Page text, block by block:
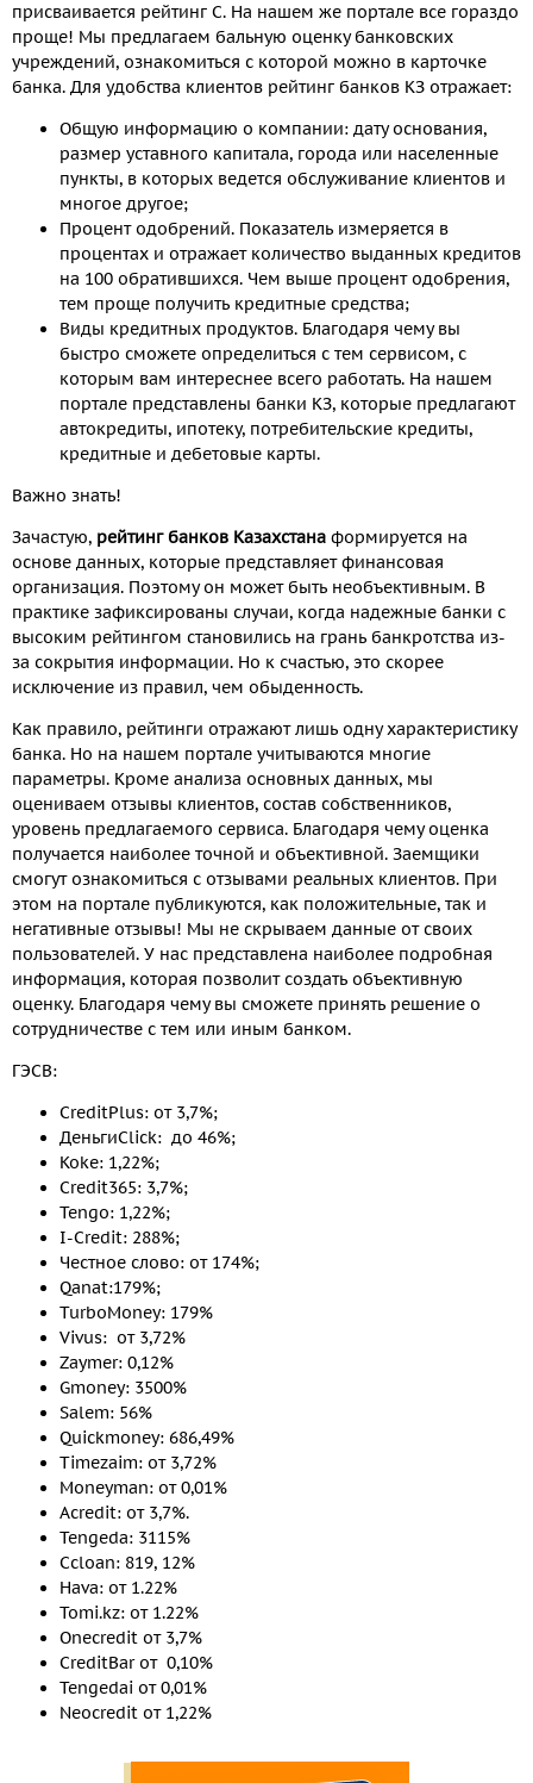
присваивается рейтинг С. На нашем же портале все гораздо
проще! Мы предлагаем бальную оценку банковских
учреждений, ознакомиться с которой можно в карточке
банка. Для удобства клиентов рейтинг банков КЗ отражает:
Общую информацию о компании: дату основания,
размер уставного капитала, города или населенные
пункты, в которых ведется обслуживание клиентов и
многое другое;
Процент одобрений. Показатель измеряется в
процентах и отражает количество выданных кредитов
на 100 обратившихся. Чем выше процент одобрения,
тем проще получить кредитные средства;
Виды кредитных продуктов. Благодаря чему вы
быстро сможете определиться с тем сервисом, с
которым вам интереснее всего работать. На нашем
портале представлены банки КЗ, которые предлагают
автокредиты, ипотеку, потребительские кредиты,
кредитные и дебетовые карты.
Важно знать!
Зачастую, рейтинг банков Казахстана формируется на
основе данных, которые представляет финансовая
организация. Поэтому он может быть необъективным. В
практике зафиксированы случаи, когда надежные банки с
высоким рейтингом становились на грань банкротства из-
за сокрытия информации. Но к счастью, это скорее
исключение из правил, чем обыденность.
Как правило, рейтинги отражают лишь одну характеристику
банка. Но на нашем портале учитываются многие
параметры. Кроме анализа основных данных, мы
оцениваем отзывы клиентов, состав собственников,
уровень предлагаемого сервиса. Благодаря чему оценка
получается наиболее точной и объективной. Заемщики
смогут ознакомиться с отзывами реальных клиентов. При
этом на портале публикуются, как положительные, так и
негативные отзывы! Мы не скрываем данные от своих
пользователей. У нас представлена наиболее подробная
информация, которая позволит создать объективную
оценку. Благодаря чему вы сможете принять решение о
сотрудничестве с тем или иным банком.
ГЭСВ:
CreditPlus: от 3,7%;
ДеньгиClick: до 46%;
Koke: 1,22%;
Credit365: 3,7%;
Tengo: 1,22%;
I-Credit: 288%;
Честное слово: от 174%;
Qanat:179%;
TurboMoney: 179%
Vivus: от 3,72%
Zaymer: 0,12%
Gmoney: 3500%
Salem: 56%
Quickmoney: 686,49%
Timezaim: от 3,72%
Moneyman: от 0,01%
Acredit: от 3,7%.
Tengeda: 3115%
Ccloan: 819, 12%
Hava: от 1.22%
Tomi.kz: от 1.22%
Onecredit от 3,7%
CreditBar от 0,10%
Tengedai от 0,01%
Neocredit от 1,22%